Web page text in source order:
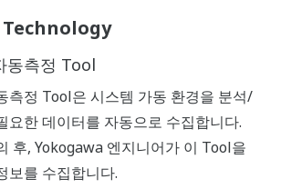
동측정 Tool
측정 Tool은 시스템 가동 환경을 분석/
요한 데이터를 자동으로 수집합니다.
후, Yokogawa 엔지니어가 이 Tool을
보를 수집합니다.